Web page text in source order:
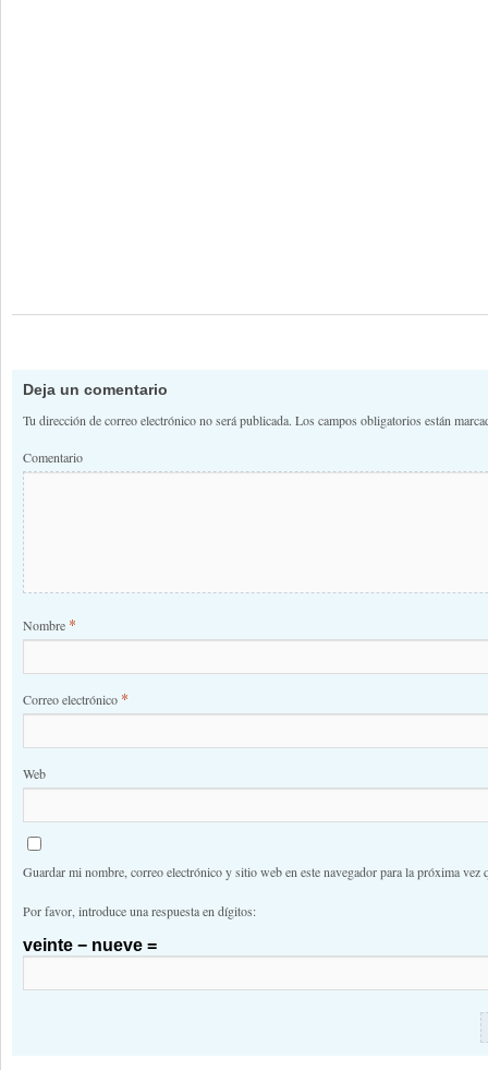
Deja un comentario
Tu dirección de correo electrónico no será publicada. Los campos obligatorios están
Comentario
Nombre *
Correo electrónico *
Web
Guardar mi nombre, correo electrónico y sitio web en este navegador para la próxima vez
Por favor, introduce una respuesta en dígitos:
veinte − nueve =